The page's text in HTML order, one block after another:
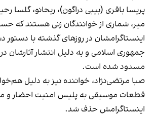
پریسا باقری (بیبی‌ دراگون)، ریحانو، گلسا
میر، شماری از خوانندگان زنی هستند که
اینستاگرامشان در روزهای گذشته با دستور
جمهوری اسلامی و به دلیل انتشار آثارشان
مسدود شده است.
صبا مرتضی‌نژاد، خواننده نیز به دلیل
قطعات موسیقی به پلیس امنیت احضار و
اینستاگرامش حذف شد.